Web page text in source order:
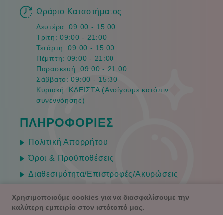
Χρησιμοποιούμε cookies για να διασφαλίσουμε την
καλύτερη εμπειρία στον ιστότοπό μας.
Ωράριο Καταστήματος
Δευτέρα: 09:00 - 15:00
Τρίτη: 09:00 - 21:00
Τετάρτη: 09:00 - 15:00
Πέμπτη: 09:00 - 21:00
Παρασκευή: 09:00 - 21:00
Σάββατο: 09:00 - 15:30
Κυριακή: ΚΛΕΙΣΤΑ (Ανοίγουμε κατόπιν
συνεννόησης)
ΠΛΗΡΟΦΟΡΙΕΣ
Πολιτική Απορρήτου
Όροι & Προϋποθέσεις
Διαθεσιμότητα/Επιστροφές/Ακυρώσεις
Τρόποι Πληρωμής